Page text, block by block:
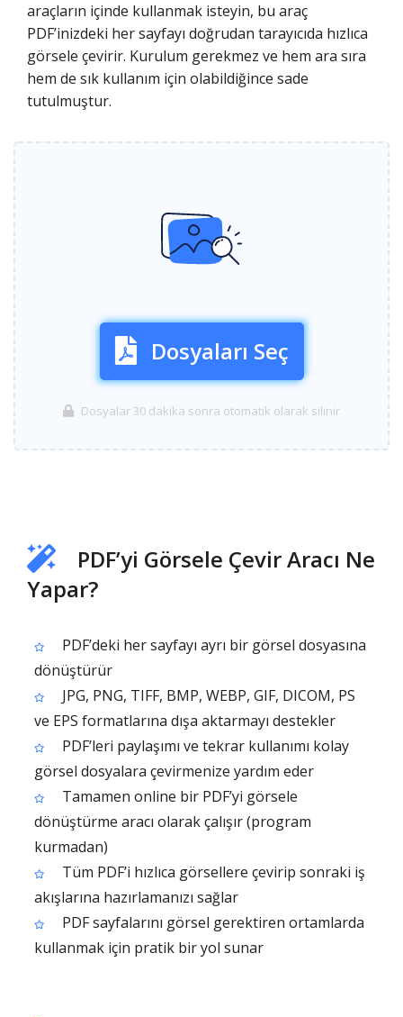
araçların içinde kullanmak isteyin, bu araç
PDF’inizdeki her sayfayı doğrudan tarayıcıda hızlıca
görsele çevirir. Kurulum gerekmez ve hem ara sıra
hem de sık kullanım için olabildiğince sade
tutulmuştur.
Dosyaları Seç
Dosyalar 30 dakika sonra otomatik olarak silinir
PDF’yi Görsele Çevir Aracı Ne
Yapar?
PDF’deki her sayfayı ayrı bir görsel dosyasına
dönüştürür
JPG, PNG, TIFF, BMP, WEBP, GIF, DICOM, PS
ve EPS formatlarına dışa aktarmayı destekler
PDF’leri paylaşımı ve tekrar kullanımı kolay
görsel dosyalara çevirmenize yardım eder
Tamamen online bir PDF’yi görsele
dönüştürme aracı olarak çalışır (program
kurmadan)
Tüm PDF’i hızlıca görsellere çevirip sonraki iş
akışlarına hazırlamanızı sağlar
PDF sayfalarını görsel gerektiren ortamlarda
kullanmak için pratik bir yol sunar